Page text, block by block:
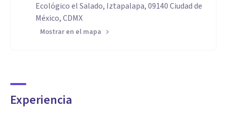
Ecológico el Salado, Iztapalapa, 09140 Ciudad de
México, CDMX
Mostrar en el mapa
Experiencia